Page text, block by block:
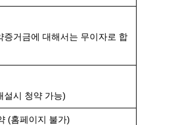
증거금에 대해서는 무이자로 합
설시 청약 가능)
(홈페이지 불가)